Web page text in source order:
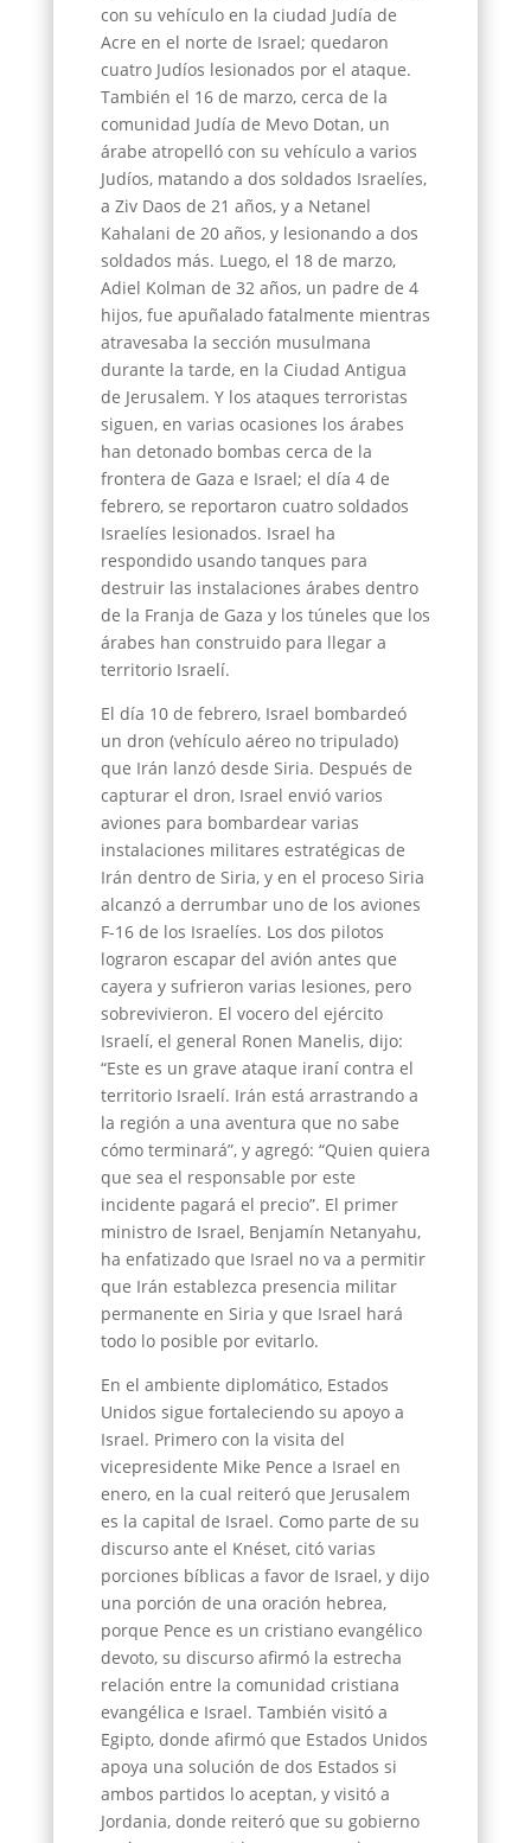
con su vehículo en la ciudad Judía de
Acre en el norte de Israel; quedaron
cuatro Judíos lesionados por el ataque.
También el 16 de marzo, cerca de la
comunidad Judía de Mevo Dotan, un
árabe atropelló con su vehículo a varios
Judíos, matando a dos soldados Israelíes,
a Ziv Daos de 21 años, y a Netanel
Kahalani de 20 años, y lesionando a dos
soldados más. Luego, el 18 de marzo,
Adiel Kolman de 32 años, un padre de 4
hijos, fue apuñalado fatalmente mientras
atravesaba la sección musulmana
durante la tarde, en la Ciudad Antigua
de Jerusalem. Y los ataques terroristas
siguen, en varias ocasiones los árabes
han detonado bombas cerca de la
frontera de Gaza e Israel; el día 4 de
febrero, se reportaron cuatro soldados
Israelíes lesionados. Israel ha
respondido usando tanques para
destruir las instalaciones árabes dentro
de la Franja de Gaza y los túneles que los
árabes han construido para llegar a
territorio Israelí.
El día 10 de febrero, Israel bombardeó
un dron (vehículo aéreo no tripulado)
que Irán lanzó desde Siria. Después de
capturar el dron, Israel envió varios
aviones para bombardear varias
instalaciones militares estratégicas de
Irán dentro de Siria, y en el proceso Siria
alcanzó a derrumbar uno de los aviones
F-16 de los Israelíes. Los dos pilotos
lograron escapar del avión antes que
cayera y sufrieron varias lesiones, pero
sobrevivieron. El vocero del ejército
Israelí, el general Ronen Manelis, dijo:
“Este es un grave ataque iraní contra el
territorio Israelí. Irán está arrastrando a
la región a una aventura que no sabe
cómo terminará”, y agregó: “Quien quiera
que sea el responsable por este
incidente pagará el precio”. El primer
ministro de Israel, Benjamín Netanyahu,
ha enfatizado que Israel no va a permitir
que Irán establezca presencia militar
permanente en Siria y que Israel hará
todo lo posible por evitarlo.
En el ambiente diplomático, Estados
Unidos sigue fortaleciendo su apoyo a
Israel. Primero con la visita del
vicepresidente Mike Pence a Israel en
enero, en la cual reiteró que Jerusalem
es la capital de Israel. Como parte de su
discurso ante el Knéset, citó varias
porciones bíblicas a favor de Israel, y dijo
una porción de una oración hebrea,
porque Pence es un cristiano evangélico
devoto, su discurso afirmó la estrecha
relación entre la comunidad cristiana
evangélica e Israel. También visitó a
Egipto, donde afirmó que Estados Unidos
apoya una solución de dos Estados si
ambos partidos lo aceptan, y visitó a
Jordania, donde reiteró que su gobierno